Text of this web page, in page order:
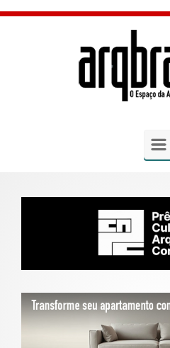
Skip to main content